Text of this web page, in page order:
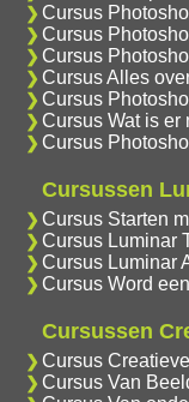
Cursus
Cursus
Cursus
Cursus Alles
Cursus
Cursus Wat is
Cursus
Cursussen
Cursus Starten
Cursus Luminar
Cursus Luminar
Cursus Word
Cursussen
Cursus
Cursus Van